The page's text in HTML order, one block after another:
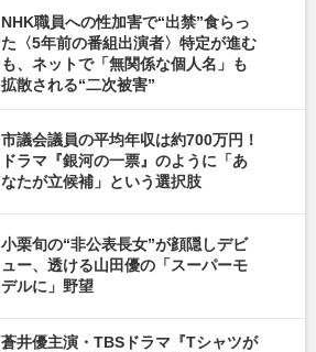
NHK職員への性加害で“出禁”食らっ
た〈5年前の番組出演者〉特定が進む
も、ネットで「無関係な個人名」も
拡散される“二次被害”
市議会議員の平均年収は約700万円！
ドラマ『銀河の一票』のように「あ
なたが立候補」という選択肢
小栗旬の“非公表長女”が顔隠しデビ
ュー、透ける山田優の「スーパーモ
デルに」野望
蒼井優主演・TBSドラマ『Tシャツが